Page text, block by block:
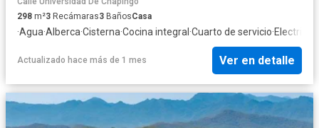
298 m²3 Recámaras3 BañosCasa
·Agua·Alberca·Cisterna·Cocina integral·Cuarto de servicio·
Actualizado hace más de 1 mes Ver en detalle